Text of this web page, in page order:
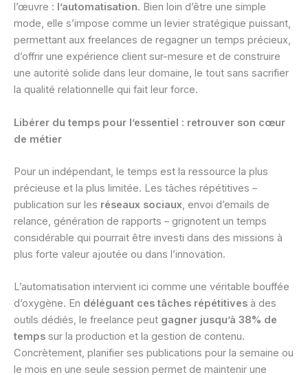
l’œuvre : l’automatisation. Bien loin d’être une simple
mode, elle s’impose comme un levier stratégique puissant,
permettant aux freelances de regagner un temps précieux,
d’offrir une expérience client sur-mesure et de construire
une autorité solide dans leur domaine, le tout sans sacrifier
la qualité relationnelle qui fait leur force.
Libérer du temps pour l’essentiel : retrouver son cœur
de métier
Pour un indépendant, le temps est la ressource la plus
précieuse et la plus limitée. Les tâches répétitives –
publication sur les réseaux sociaux, envoi d’emails de
relance, génération de rapports – grignotent un temps
considérable qui pourrait être investi dans des missions à
plus forte valeur ajoutée ou dans l’innovation.
L’automatisation intervient ici comme une véritable bouffée
d’oxygène. En déléguant ces tâches répétitives à des
outils dédiés, le freelance peut gagner jusqu’à 38% de
temps sur la production et la gestion de contenu.
Concrètement, planifier ses publications pour la semaine ou
le mois en une seule session permet de maintenir une